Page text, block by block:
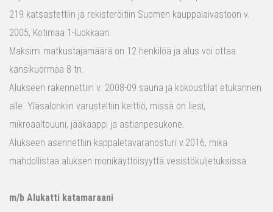
219 katsastettiin ja rekisteröitiin Suomen kauppalaivastoon v.
2005, Kotimaa 1-luokkaan.
Maksimi matkustajamäärä on 12 henkilöä ja alus voi ottaa
kansikuormaa 8 tn.
Alukseen rakennettiin v. 2008-09 sauna ja kokoustilat etukannen
alle. Yläsalonkiin varusteltiin keittiö, missä on liesi,
mikroaaltouuni, jääkaappi ja astianpesukone.
Alukseen asennettiin kappaletavaranosturi v.2016, mikä
mahdollistaa aluksen monikäyttöisyyttä vesistökuljetuksissa.
m/b Alukatti katamaraani